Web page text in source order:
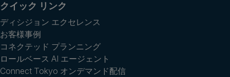
クイック リンク
ディシジョン エクセレンス
お客様事例
コネクテッド プランニング
ロールベース AI エージェント
Connect Tokyo オンデマンド配信